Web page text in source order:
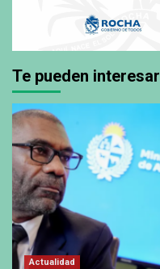
Te pueden interesar
Actualidad